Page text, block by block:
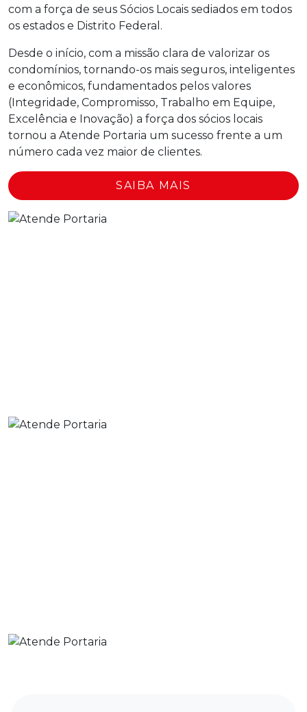
com a força de seus Sócios Locais sediados em todos
os estados e Distrito Federal.
Desde o início, com a missão clara de valorizar os
condomínios, tornando-os mais seguros, inteligentes
e econômicos, fundamentados pelos valores
(Integridade, Compromisso, Trabalho em Equipe,
Excelência e Inovação) a força dos sócios locais
tornou a Atende Portaria um sucesso frente a um
número cada vez maior de clientes.
SAIBA MAIS